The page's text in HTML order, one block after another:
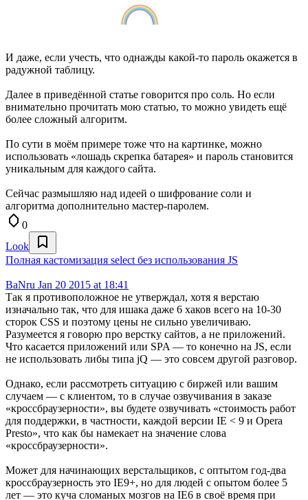
И даже, если учесть, что однажды какой-то пароль окажется в
радужной таблицу.
Далее в приведённой статье говорится про соль. Но если
внимательно прочитать мою статью, то можно увидеть ещё
более сложный алгоритм.
По сути в моём примере тоже что на картинке, можно
использовать «лошадь скрепка батарея» и пароль становится
уникальным для каждого сайта.
Сейчас размышляю над идеей о шифрование соли и
алгоритма дополнительно мастер-паролем.
0
Look
Полная кастомизация select без использования JS
BaNru Jan 20 2015 at 18:41
Так я противоположное не утверждал, хотя я верстаю
изначально так, что для ишака даже 6 хаков всего на 10-30
сторок CSS и поэтому цены не сильно увеличиваю.
Разумеется я говорю про верстку сайтов, а не приложений.
Что касается приложений или SPA — то конечно на JS, если
не использовать либы типа jQ — это совсем другой разговор.
Однако, если рассмотреть ситуацию с биржей или вашим
случаем — с клиентом, то в случае озвучивания в заказе
«кроссбраузерности», вы будете озвучивать «стоимость работ
для поддержки, в частности, каждой версии IE < 9 и Opera
Presto», что как бы намекает на значение слова
«кроссбраузерности».
Может для начинающих верстальщиков, с оптытом год-два
кроссбраузерность это IE9+, но для людей с опытом более 5
лет — это куча сломаных мозгов на IE6 в своё время при